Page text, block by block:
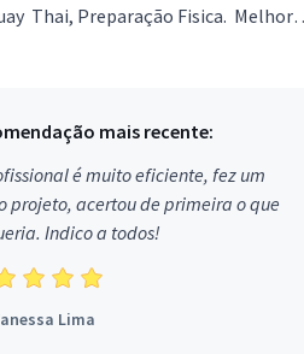
Thai, Preparação Fisica. Melhore
mais recente:
é muito eficiente, fez um
projeto, acertou de primeira o que
Indico a todos!
Lima